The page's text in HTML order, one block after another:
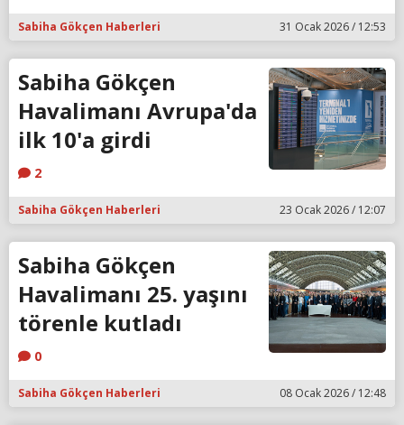
Sabiha Gökçen Haberleri 31 Ocak 2026 / 12:53
Sabiha Gökçen
Havalimanı Avrupa'da
ilk 10'a girdi
2
Sabiha Gökçen Haberleri 23 Ocak 2026 / 12:07
Sabiha Gökçen
Havalimanı 25. yaşını
törenle kutladı
0
Sabiha Gökçen Haberleri 08 Ocak 2026 / 12:48